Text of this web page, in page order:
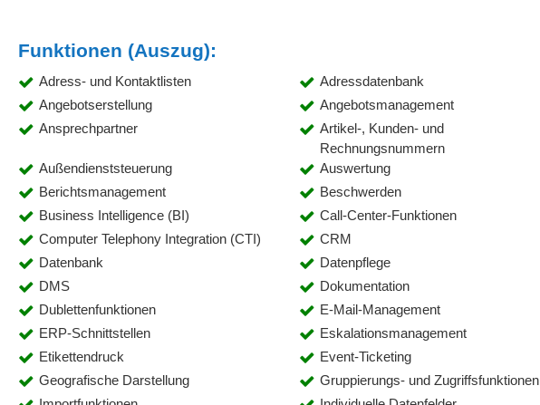
Funktionen (Auszug):
Adress- und Kontaktlisten Adressdatenbank
Angebotserstellung
Angebotsmanagement
Ansprechpartner
Artikel-, Kunden- und
Rechnungsnummern
Außendienststeuerung Auswertung
Berichtsmanagement
Beschwerden
Business Intelligence (BI)
Call-Center-Funktionen
Computer Telephony Integration (CTI)
CRM
Datenbank
Datenpflege
DMS
Dokumentation
Dublettenfunktionen
E-Mail-Management
ERP-Schnittstellen
Eskalationsmanagement
Etikettendruck
Event-Ticketing
Geografische Darstellung
Gruppierungs- und Zugriffsfunktionen